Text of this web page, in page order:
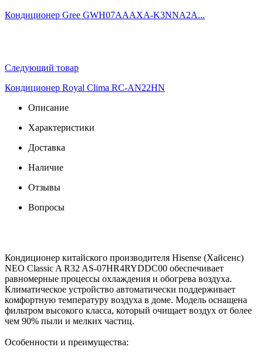
Кондиционер Gree GWH07AAAXA-K3NNA2A...
Следующий товар
Кондиционер Royal Clima RC-AN22HN
Описание
Характеристики
Доставка
Наличие
Отзывы
Вопросы
Кондиционер китайского производителя Hisense (Хайсенс)
NEO Classic A R32 AS-07HR4RYDDC00 обеспечивает
равномерные процессы охлаждения и обогрева воздуха.
Климатическое устройство автоматически поддерживает
комфортную температуру воздуха в доме. Модель оснащена
фильтром высокого класса, который очищает воздух от более
чем 90% пыли и мелких частиц.
Особенности и преимущества: